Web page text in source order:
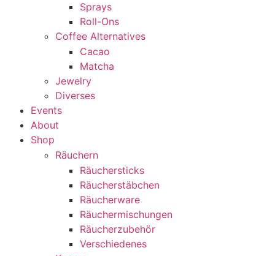
Sprays
Roll-Ons
Coffee Alternatives
Cacao
Matcha
Jewelry
Diverses
Events
About
Shop
Räuchern
Räuchersticks
Räucherstäbchen
Räucherware
Räuchermischungen
Räucherzubehör
Verschiedenes